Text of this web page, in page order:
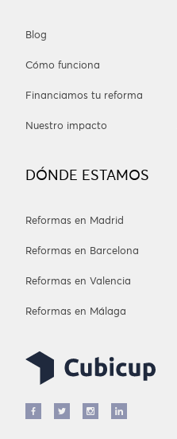
Blog
Cómo funciona
Financiamos tu reforma
Nuestro impacto
DÓNDE ESTAMOS
Reformas en Madrid
Reformas en Barcelona
Reformas en Valencia
Reformas en Málaga